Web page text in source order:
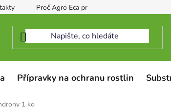
Proč Agro Eca protect
Přípravky na ochranu rostlin
1 kg